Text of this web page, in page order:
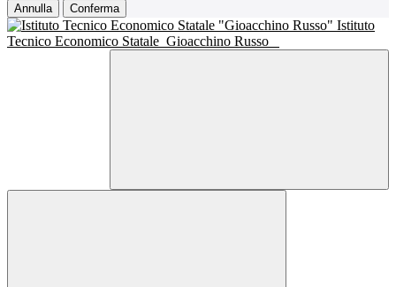
Annulla Conferma
Istituto
Tecnico Economico Statale Gioacchino Russo